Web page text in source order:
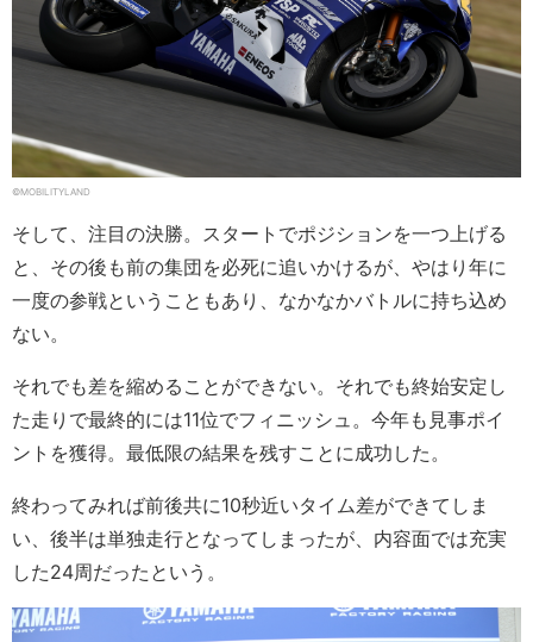
©MOBILITYLAND
そして、注目の決勝。スタートでポジションを一つ上げる
と、その後も前の集団を必死に追いかけるが、やはり年に
一度の参戦ということもあり、なかなかバトルに持ち込め
ない。
それでも差を縮めることができない。それでも終始安定し
た走りで最終的には11位でフィニッシュ。今年も見事ポイ
ントを獲得。最低限の結果を残すことに成功した。
終わってみれば前後共に10秒近いタイム差ができてしま
い、後半は単独走行となってしまったが、内容面では充実
した24周だったという。